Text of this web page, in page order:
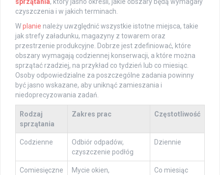
czyszczenia i w jakich terminach.
Wplanie należy uwzględnić wszystkie istotne miejsca, takie
jak strefy załadunku, magazyny z towarem oraz
przestrzenie produkcyjne. Dobrze jest zdefiniować, które
obszary wymagają codziennej konserwacji, a które można
sprzątać rzadziej, na przykład co tydzień lub co miesiąc.
Osoby odpowiedzialne za poszczególne zadania powinny
być jasno wskazane, aby uniknąć zamieszania i
niedoprecyzowania zadań.
Rodzaj
sprzątania
Zakres prac Częstotliwość
Codzienne
Odbiór odpadów,
czyszczenie podłóg
Dziennie
Comiesięczne
Mycie okien,
Co miesiąc